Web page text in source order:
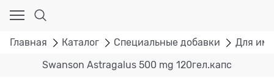
Главная Каталог Специальные добавки Для
Swanson Astragalus 500 mg 120гел.капс